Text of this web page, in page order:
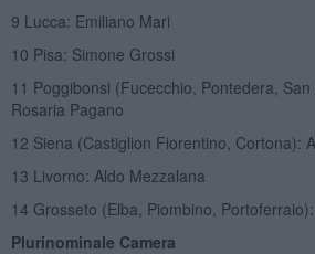
9 Lucca: Emiliano Mari
10 Pisa: Simone Grossi
11 Poggibonsi (Fucecchio, Pontedera,
Rosaria Pagano
12 Siena (Castiglion Fiorentino, Cortona):
13 Livorno: Aldo Mezzalana
14 Grosseto (Elba, Piombino,
Plurinominale Camera